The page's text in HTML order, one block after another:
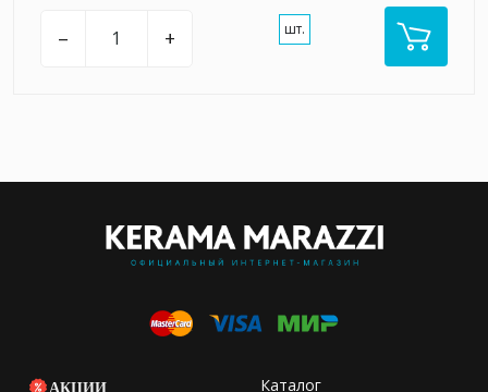
– + шт.
АКЦИИ Каталог